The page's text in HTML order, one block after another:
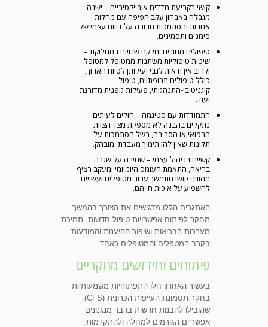
קושי בקביעת מדדים אובייקטיביים – ישנה
מגבלה באבחון עקב חפיפה עם מחלות
אחרות והסתמכות מרובה על דיווח עצמי של
סימנים ותסמינים.
טיפולים מגוונים וחלקם שנויים במחלוקת –
שיטות טיפוליות משתנות ממטופל למטופל,
ולרוב אין ודאות לגבי יעילותן לטווח הארוך,
כולל טיפולים תרופתיים, טיפול
קוגניטיבי-התנהגותי, פעילות גופנית מדורגת
ועוד.
התמודדות עם סטיגמה – חולים לעיתים
נתקלים בהבנה לא מספקת מצד הצוות
הרפואי או הסביבה, בשל הסתמכות על
תלונות שאין להן תימוך מעבדתי מובהק.
קשיים בניהול עצמי – שמירה על שגרה
בריאה, התאמת העומס היומיומי ומעקב רציף
מהווים קושי מתמשך עבור מטופלים ועשויים
להשפיע על איכות חייהם.
האתגרים הללו מדגישים את הצורך בהמשך
מחקר לפיתוח אפשרויות טיפול חדשות, תמיכת
מערכות הבריאות ושיפור ההיענות והמודעות
בקרב המטפלים והמטופלים כאחד.
פיתוחים וחידושים מחקריים
בעשור האחרון חלו התפתחויות משמעותיות
בחקר תסמונת העייפות הכרונית (CFS),
שהובילו להבנות חדשות בדבר מנגנונים
אפשריים הגורמים למחלה ולהתקדמות